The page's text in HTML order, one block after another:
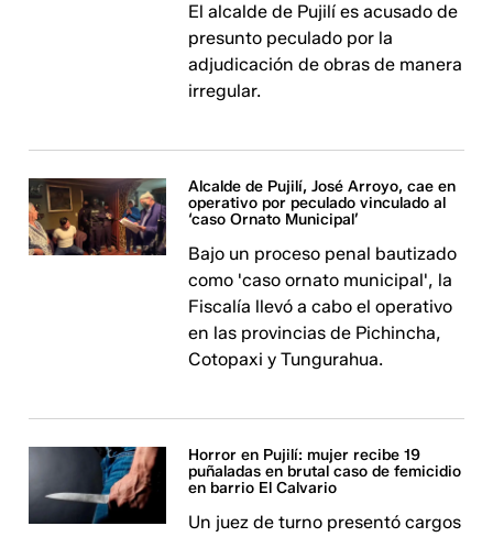
El alcalde de Pujilí es acusado de
presunto peculado por la
adjudicación de obras de manera
irregular.
Alcalde de Pujilí, José Arroyo, cae en
operativo por peculado vinculado al
‘caso Ornato Municipal’
Bajo un proceso penal bautizado
como 'caso ornato municipal', la
Fiscalía llevó a cabo el operativo
en las provincias de Pichincha,
Cotopaxi y Tungurahua.
Horror en Pujilí: mujer recibe 19
puñaladas en brutal caso de femicidio
en barrio El Calvario
Un juez de turno presentó cargos